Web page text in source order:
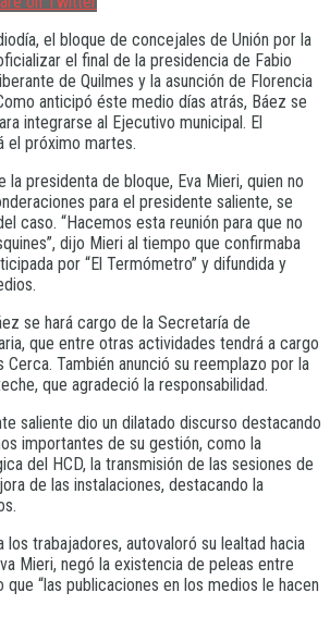
el bloque de concejales de Unión por la
el final de la presidencia de Fabio
de Quilmes y la asunción de Florencia
anticipó éste medio días atrás, Báez se
integrarse al Ejecutivo municipal. El
el próximo martes.
la presidenta de bloque, Eva Mieri, quien no
para el presidente saliente, se
caso. “Hacemos esta reunión para que no
dijo Mieri al tiempo que confirmaba
por “El Termómetro” y difundida y
se hará cargo de la Secretaría de
que entre otras actividades tendrá a cargo
Cerca. También anunció su reemplazo por la
que agradeció la responsabilidad.
saliente dio un dilatado discurso destacando
importantes de su gestión, como la
del HCD, la transmisión de las sesiones de
de las instalaciones, destacando la
los trabajadores, autovaloró su lealtad hacia
Mieri, negó la existencia de peleas entre
“las publicaciones en los medios le hacen